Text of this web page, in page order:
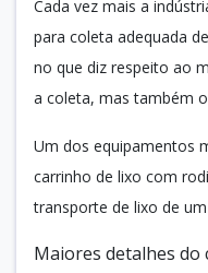
Cada vez mais a
para coleta adequada
no que diz respeito ao
a coleta, mas também
Um dos equipamentos
carrinho de lixo com
transporte de lixo de
Maiores detalhes do